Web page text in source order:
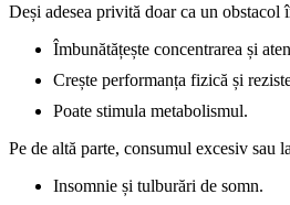
Deși adesea privită doar ca un obstacol
Îmbunătățește concentrarea și
Crește performanța fizică și
Poate stimula metabolismul.
Pe de altă parte, consumul excesiv sau
Insomnie și tulburări de somn.